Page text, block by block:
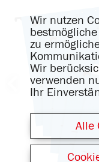
Wir nutzen
zu
Wir
verwenden
Ihr
Alle